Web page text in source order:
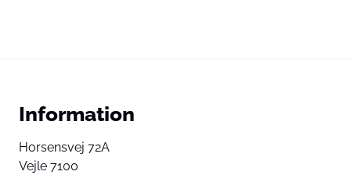
Information
Horsensvej 72A
Vejle 7100